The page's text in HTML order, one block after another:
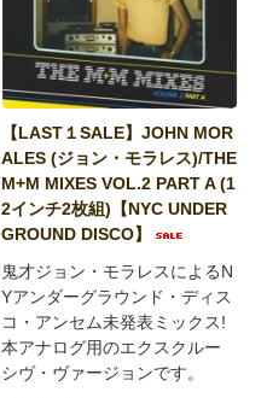
【LAST１SALE】JOHN MOR
ALES (ジョン・モラレス)/THE
M+M MIXES VOL.2 PART A (1
2インチ2枚組)【NYC UNDER
GROUND DISCO】
鬼才ジョン・モラレスによるN
Yアンダーグラウンド・ディス
コ・アンセム未発表ミックス!
本アナログ用のエクスクルー
シヴ・ヴァージョンです。